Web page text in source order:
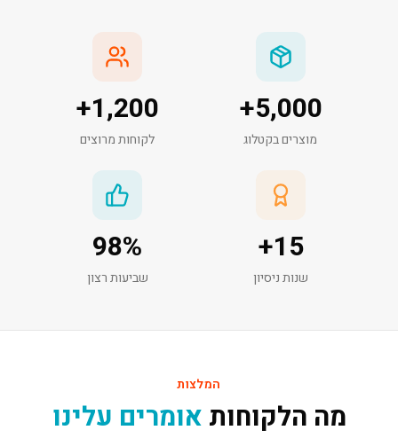
5,000
+
מוצרים בקטלוג
1,200
+
לקוחות מרוצים
15
+
שנות ניסיון
98%
שביעות רצון
המלצות
מה הלקוחות אומרים עלינו